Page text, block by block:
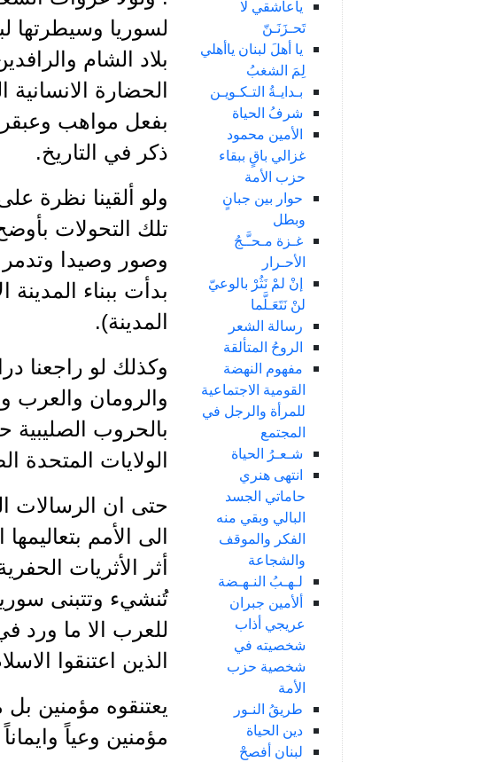
ياعاشقي لا
تَحـزَنَـنّ
يا أهلَ لبنان ياأهلي
لِمَ الشغبُ
بـدايـةُ التـكـويـن
شرفُ الحياة
الأمين محمود
غزالي باقٍ ببقاء
حزب الأمة
حوار بين جبانٍ
وبطل
غـزة مـحـَّـجُ
الأحـرار
إنْ لمْ نَثُرْ بالوعيّ
لنْ نَتَعَـلَّما
رسالة الشعر
الروحُ المتألقة
مفهوم النهضة
القومية الاجتماعية
للمرأة والرجل في
المجتمع
شـعـرُ الحياة
انتهى هنري
حاماتي الجسد
البالي وبقي منه
الفكر والموقف
والشجاعة
لـهـبُ النـهـضة
ألأمين جبران
عريجي أذاب
شخصيته في
شخصية حزب
الأمة
طريقُ النـور
دين الحياة
لبنان أفصحْ
لسوريا
بلاد الشام
الحضارة
بفعل مواهب
ذكر في التاريخ.
ولو ألقينا نظرة
تلك التحولات
وصور وصيدا
بدأت ببناء
المدينة).
وكذلك لو راجعنا
والرومان والعرب
بالحروب الصليبية
الولايات
حتى ان الرسالات
الى الأمم
أثر الأثريات
تُنشيء وتتبنى
للعرب الا ما ورد
الذين اعتنقوا
يعتنقوه مؤمنين
مؤمنين وعياً وايماناً